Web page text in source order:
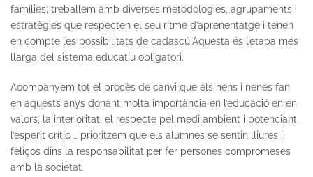
famílies; treballem amb diverses metodologies, agrupaments i
estratègies que respecten el seu ritme d’aprenentatge i tenen
en compte les possibilitats de cadascú.Aquesta és l’etapa més
llarga del sistema educatiu obligatori.
Acompanyem tot el procès de canvi que els nens i nenes fan
en aquests anys donant molta importància en l’educació en en
valors, la interioritat, el respecte pel medi ambient i potenciant
l’esperit crític … prioritzem que els alumnes se sentin lliures i
feliços dins la responsabilitat per fer persones compromeses
amb la societat.